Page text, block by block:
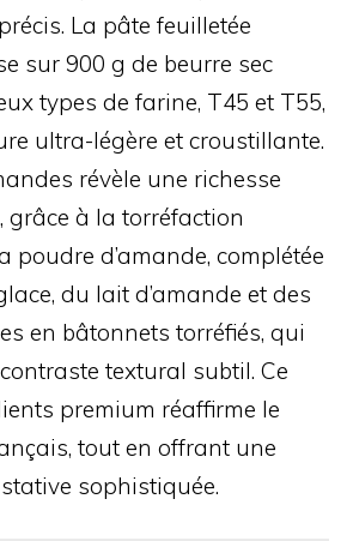
La pâte feuilletée
sur 900 g de beurre sec
types de farine, T45 et T55,
ultra-légère et croustillante.
révèle une richesse
grâce à la torréfaction
poudre d’amande, complétée
du lait d’amande et des
en bâtonnets torréfiés, qui
textural subtil. Ce
premium réaffirme le
tout en offrant une
sophistiquée.